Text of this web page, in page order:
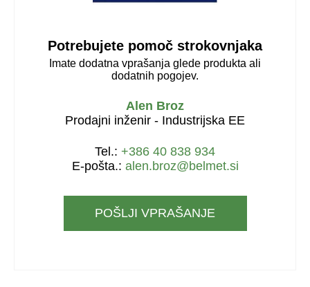
Potrebujete pomoč strokovnjaka
Imate dodatna vprašanja glede produkta ali
dodatnih pogojev.
Alen Broz
Prodajni inženir - Industrijska EE
Tel.: +386 40 838 934
E-pošta.: alen.broz@belmet.si
POŠLJI VPRAŠANJE